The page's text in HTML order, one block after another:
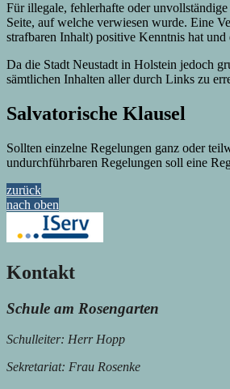
Für illegale, fehlerhafte oder
Seite, auf welche verwiesen wurde. Eine
strafbaren Inhalt) positive Kenntnis hat
Da die Stadt Neustadt in Holstein jedoch
sämtlichen Inhalten aller durch Links zu
Salvatorische Klausel
Sollten einzelne Regelungen ganz oder
undurchführbaren Regelungen soll eine
zurück
nach oben
Kontakt
Schule am Rosengarten
Schulleiter: Herr Hopp
Sekretariat: Frau Rosenke